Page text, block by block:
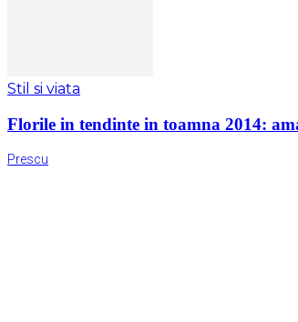
Stil si viata
Florile in tendinte in toamna 2014:
Prescu